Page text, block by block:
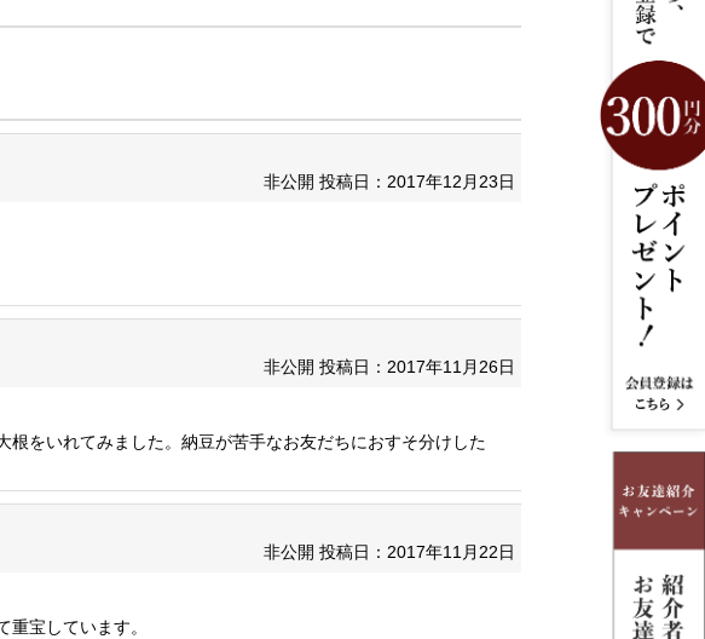
非公開 投稿日：2017年12月23日
非公開 投稿日：2017年11月26日
をいれてみました。納豆が苦手なお友だちにおすそ分けした
非公開 投稿日：2017年11月22日
宝しています。